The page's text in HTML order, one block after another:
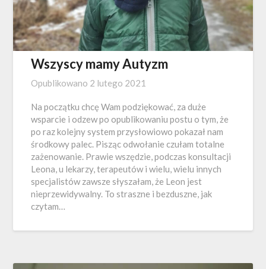
Wszyscy mamy Autyzm
Opublikowano 2 lutego 2021
Na początku chcę Wam podziękować, za duże
wsparcie i odzew po opublikowaniu postu o tym, że
po raz kolejny system przysłowiowo pokazał nam
środkowy palec. Pisząc odwołanie czułam totalne
zażenowanie. Prawie wszędzie, podczas konsultacji
Leona, u lekarzy, terapeutów i wielu, wielu innych
specjalistów zawsze słyszałam, że Leon jest
nieprzewidywalny. To straszne i bezduszne, jak
czytam…